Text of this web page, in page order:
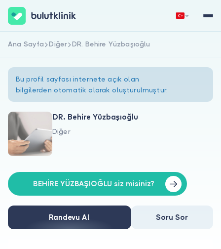
Hakkımızda
Doktorlar için
Doktor musunuz?
Hemen Kaydol Giriş Yap
Ana Sayfa Diğer DR. Behire Yüzbaşıoğlu
Bu profil sayfası internete açık olan
bilgilerden otomatik olarak oluşturulmuştur.
DR. Behire Yüzbaşıoğlu
Diğer
BEHİRE YÜZBAŞIOĞLU siz misiniz?
Randevu Al Soru Sor